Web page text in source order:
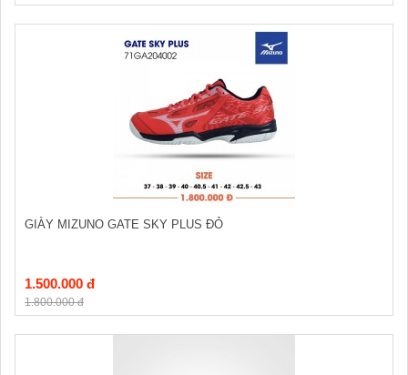
GIÀY MIZUNO GATE SKY PLUS ĐỎ
1.500.000 đ
1.800.000 đ